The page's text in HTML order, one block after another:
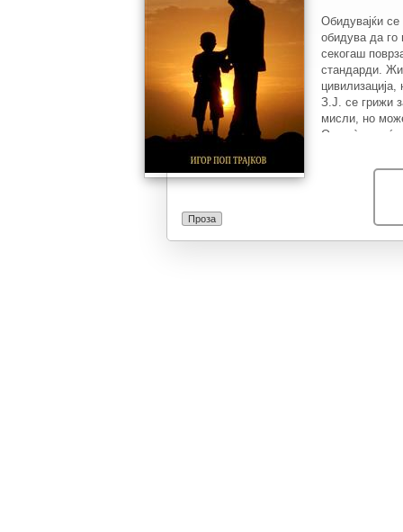
Проза
Обидувајќи
обидува да го
секогаш
стандарди.
З.Ј. се грижи
мисли, но
Ова сè повеќе